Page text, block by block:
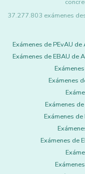
37.277.803 exámenes
Exámenes de PEvAU de
Exámenes de EBAU de
Exámenes
Exámenes
Exámenes
Exámenes de